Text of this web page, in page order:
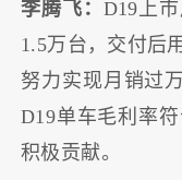
李腾飞： D19上
1.5万台，交付后
努力实现月销过
D19单车毛利率
积极贡献。